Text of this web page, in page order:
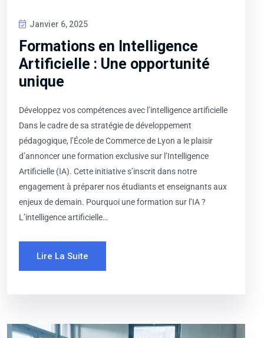
Janvier 6, 2025
Formations en Intelligence
Artificielle : Une opportunité
unique
Développez vos compétences avec l’intelligence artificielle
Dans le cadre de sa stratégie de développement
pédagogique, l’École de Commerce de Lyon a le plaisir
d’annoncer une formation exclusive sur l’Intelligence
Artificielle (IA). Cette initiative s’inscrit dans notre
engagement à préparer nos étudiants et enseignants aux
enjeux de demain. Pourquoi une formation sur l’IA ?​
L’intelligence artificielle…
Lire La Suite